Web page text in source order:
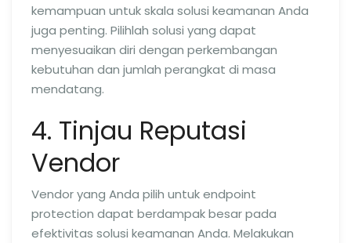
kemampuan untuk skala solusi keamanan Anda
juga penting. Pilihlah solusi yang dapat
menyesuaikan diri dengan perkembangan
kebutuhan dan jumlah perangkat di masa
mendatang.
4. Tinjau Reputasi
Vendor
Vendor yang Anda pilih untuk endpoint
protection dapat berdampak besar pada
efektivitas solusi keamanan Anda. Melakukan